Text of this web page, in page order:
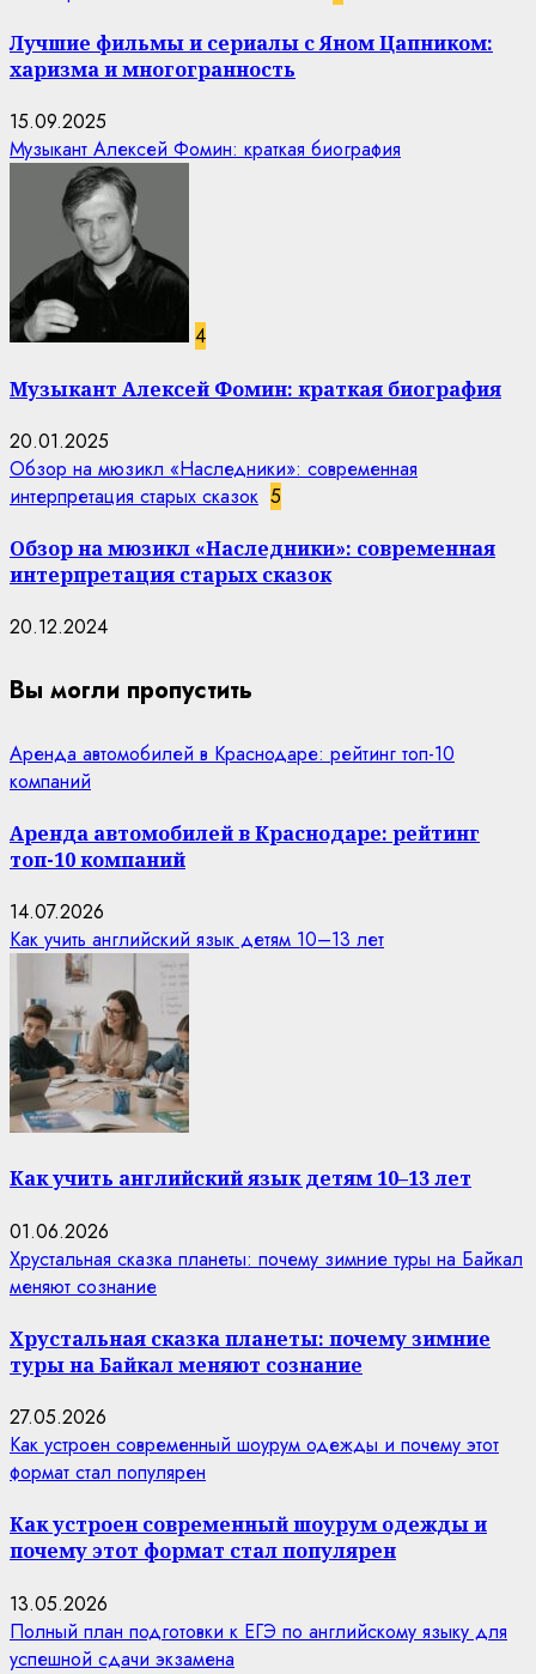
Лучшие фильмы и сериалы с Яном Цапником:
харизма и многогранность
15.09.2025
Музыкант Алексей Фомин: краткая биография
4
Музыкант Алексей Фомин: краткая биография
20.01.2025
Обзор на мюзикл «Наследники»: современная
интерпретация старых сказок 5
Обзор на мюзикл «Наследники»: современная
интерпретация старых сказок
20.12.2024
Вы могли пропустить
Аренда автомобилей в Краснодаре: рейтинг топ-10
компаний
Аренда автомобилей в Краснодаре: рейтинг
топ-10 компаний
14.07.2026
Как учить английский язык детям 10–13 лет
Как учить английский язык детям 10–13 лет
01.06.2026
Хрустальная сказка планеты: почему зимние туры на Байкал
меняют сознание
Хрустальная сказка планеты: почему зимние
туры на Байкал меняют сознание
27.05.2026
Как устроен современный шоурум одежды и почему этот
формат стал популярен
Как устроен современный шоурум одежды и
почему этот формат стал популярен
13.05.2026
Полный план подготовки к ЕГЭ по английскому языку для
успешной сдачи экзамена